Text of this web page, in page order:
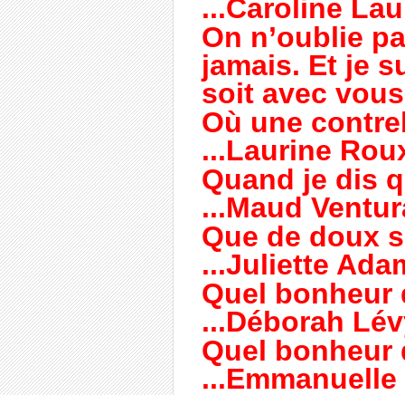
...Caroline
On n’oublie
jamais. Et je
soit avec
Où une
...Laurine
Quand je dis
...Maud
Que de doux
...Juliette
Quel bonheur
...Déborah
Quel bonheur